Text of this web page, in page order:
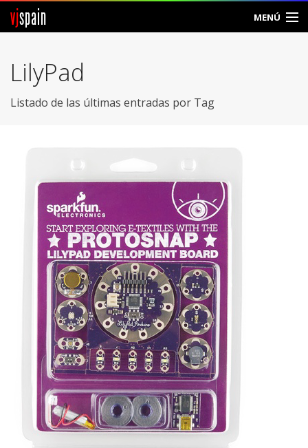
vjspain MENÚ
Foros
Ayuda
Contacto
Crear Cuenta
LilyPad
Listado de las últimas entradas por Tag